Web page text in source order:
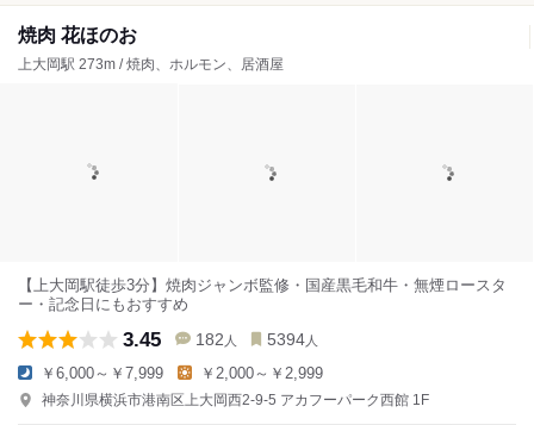
焼肉 花ほのお
上大岡駅 273m / 焼肉、ホルモン、居酒屋
【上大岡駅徒歩3分】焼肉ジャンボ監修・国産黒毛和牛・無煙ロースタ
ー・記念日にもおすすめ
3.45 182 人 5394 人
￥6,000～￥7,999 ￥2,000～￥2,999
神奈川県横浜市港南区上大岡西2-9-5 アカフーパーク西館 1F